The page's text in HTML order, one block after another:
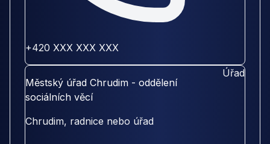
+420 XXX XXX XXX
Městský úřad Chrudim - oddělení
sociálních věcí
Chrudim, radnice nebo úřad
Úřad